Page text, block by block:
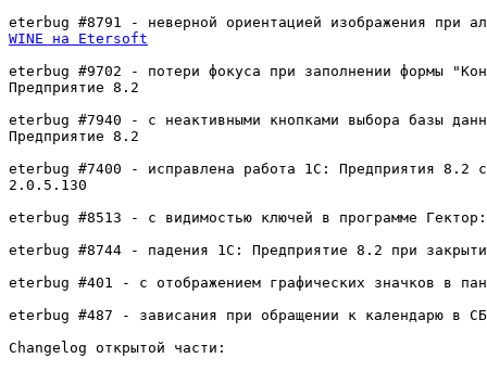
WINE на Etersoft
eterbug #9702 - потери фокуса при заполнении формы
Предприятие 8.2
eterbug #7940 - с неактивными кнопками выбора базы
Предприятие 8.2
eterbug #7400 - исправлена работа 1С: Предприятия
2.0.5.130
eterbug #8513 - с видимостью ключей в программе Гектор:
eterbug #8744 - падения 1С: Предприятие 8.2 при
eterbug #401 - с отображением графических значков в
eterbug #487 - зависания при обращении к календарю в
Changelog открытой части: